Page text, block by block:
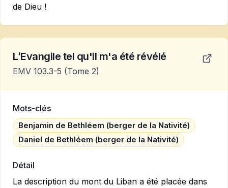
de Dieu !
L’Evangile tel qu'il m'a été révélé
EMV 103.3-5 (Tome 2)
Mots-clés
Benjamin de Bethléem (berger de la Nativité)
Daniel de Bethléem (berger de la Nativité)
Détail
La description du mont du Liban a été placée dans